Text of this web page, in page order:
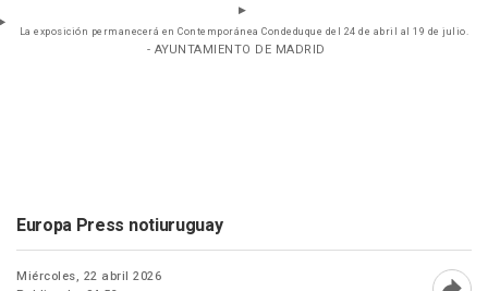
La exposición permanecerá en Contemporánea Condeduque del 24 de abril al 19 de julio.
- AYUNTAMIENTO DE MADRID
Europa Press notiuruguay
Miércoles, 22 abril 2026